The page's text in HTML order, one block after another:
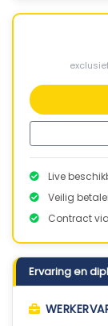
Live
Veilig
Contract
Ervaring en